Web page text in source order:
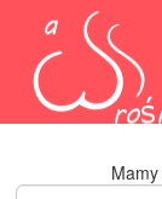
Mamy